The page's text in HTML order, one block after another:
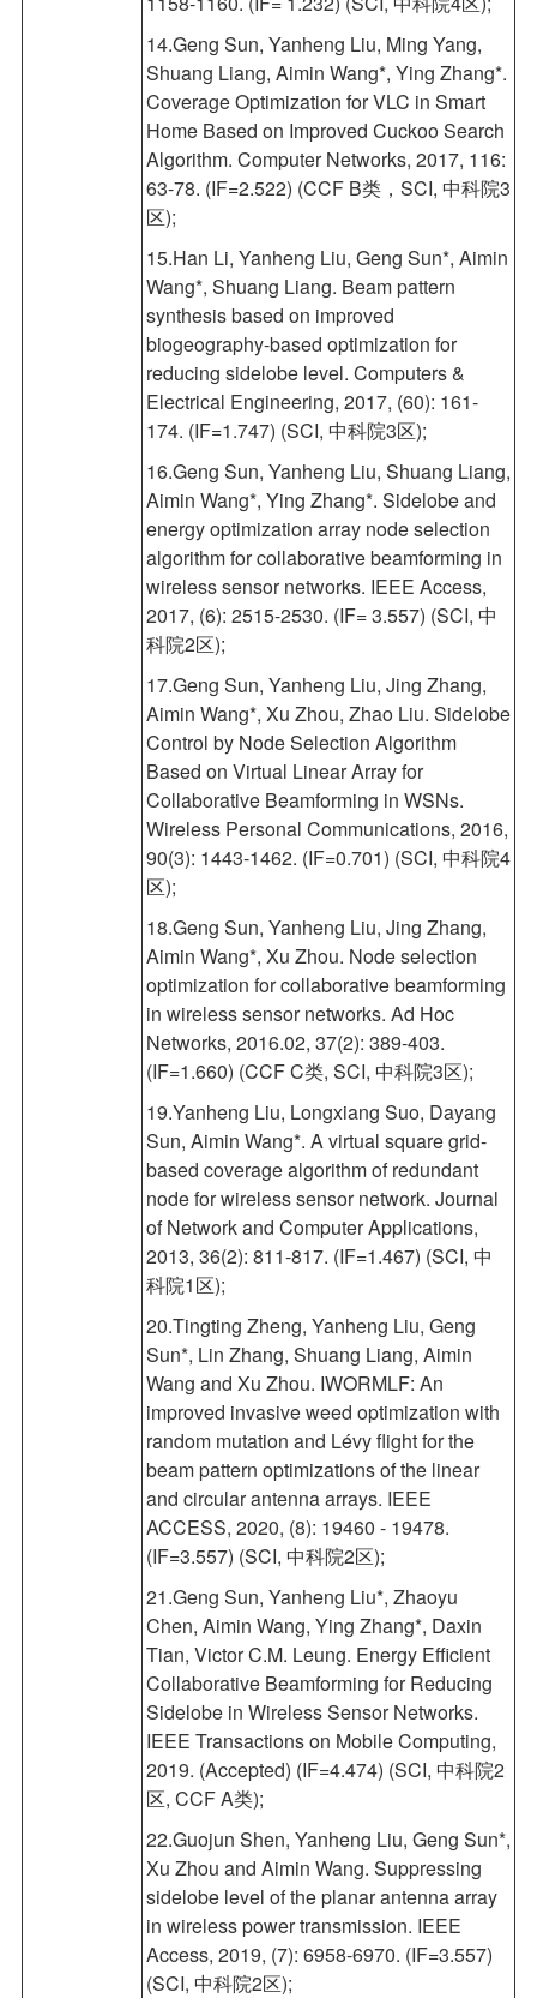
14.Geng Sun, Yanheng Liu, Ming Yang,
Shuang Liang, Aimin Wang*, Ying Zhang*.
Coverage Optimization for VLC in Smart
Home Based on Improved Cuckoo Search
Algorithm. Computer Networks, 2017, 116:
63-78. (IF=2.522) (CCF B类，SCI, 中科院3
区);
15.Han Li, Yanheng Liu, Geng Sun*, Aimin
Wang*, Shuang Liang. Beam pattern
synthesis based on improved
biogeography-based optimization for
reducing sidelobe level. Computers &
Electrical Engineering, 2017, (60): 161-
174. (IF=1.747) (SCI, 中科院3区);
16.Geng Sun, Yanheng Liu, Shuang Liang,
Aimin Wang*, Ying Zhang*. Sidelobe and
energy optimization array node selection
algorithm for collaborative beamforming in
wireless sensor networks. IEEE Access,
2017, (6): 2515-2530. (IF= 3.557) (SCI, 中
科院2区);
17.Geng Sun, Yanheng Liu, Jing Zhang,
Aimin Wang*, Xu Zhou, Zhao Liu. Sidelobe
Control by Node Selection Algorithm
Based on Virtual Linear Array for
Collaborative Beamforming in WSNs.
Wireless Personal Communications, 2016,
90(3): 1443-1462. (IF=0.701) (SCI, 中科院4
区);
18.Geng Sun, Yanheng Liu, Jing Zhang,
Aimin Wang*, Xu Zhou. Node selection
optimization for collaborative beamforming
in wireless sensor networks. Ad Hoc
Networks, 2016.02, 37(2): 389-403.
(IF=1.660) (CCF C类, SCI, 中科院3区);
19.Yanheng Liu, Longxiang Suo, Dayang
Sun, Aimin Wang*. A virtual square grid-
based coverage algorithm of redundant
node for wireless sensor network. Journal
of Network and Computer Applications,
2013, 36(2): 811-817. (IF=1.467) (SCI, 中
科院1区);
20.Tingting Zheng, Yanheng Liu, Geng
Sun*, Lin Zhang, Shuang Liang, Aimin
Wang and Xu Zhou. IWORMLF: An
improved invasive weed optimization with
random mutation and Lévy flight for the
beam pattern optimizations of the linear
and circular antenna arrays. IEEE
ACCESS, 2020, (8): 19460 - 19478.
(IF=3.557) (SCI, 中科院2区);
21.Geng Sun, Yanheng Liu*, Zhaoyu
Chen, Aimin Wang, Ying Zhang*, Daxin
Tian, Victor C.M. Leung. Energy Efficient
Collaborative Beamforming for Reducing
Sidelobe in Wireless Sensor Networks.
IEEE Transactions on Mobile Computing,
2019. (Accepted) (IF=4.474) (SCI, 中科院2
区, CCF A类);
22.Guojun Shen, Yanheng Liu, Geng Sun*,
Xu Zhou and Aimin Wang. Suppressing
sidelobe level of the planar antenna array
in wireless power transmission. IEEE
Access, 2019, (7): 6958-6970. (IF=3.557)
(SCI, 中科院2区);